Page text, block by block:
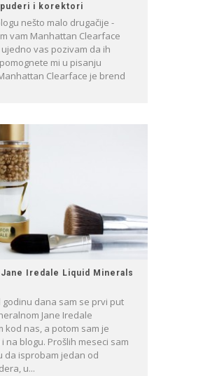
i korektori
nešto malo drugačije -
vam Manhattan Clearface
vas pozivam da ih
mi u pisanju
Clearface je brend
Jane Iredale Liquid Minerals
godinu dana sam se prvi put
Jane Iredale
kod nas, a potom sam je
na blogu. Prošlih meseci sam
da isprobam jedan od
u...